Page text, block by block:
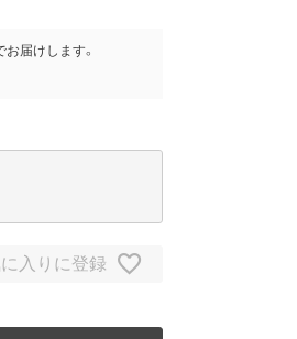
お届けします。
入りに登録